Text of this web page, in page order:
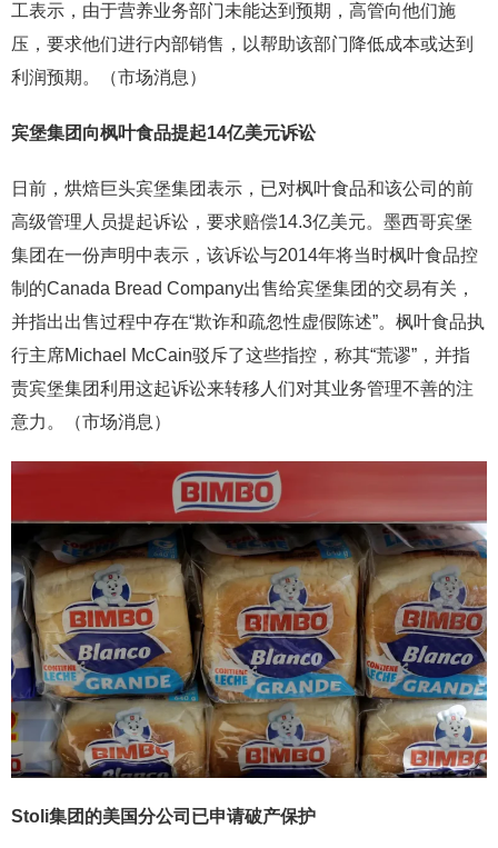
工表示，由于营养业务部门未能达到预期，高管向他们施
压，要求他们进行内部销售，以帮助该部门降低成本或达到
利润预期。（市场消息）
宾堡集团向枫叶食品提起14亿美元诉讼
日前，烘焙巨头宾堡集团表示，已对枫叶食品和该公司的前
高级管理人员提起诉讼，要求赔偿14.3亿美元。墨西哥宾堡
集团在一份声明中表示，该诉讼与2014年将当时枫叶食品控
制的Canada Bread Company出售给宾堡集团的交易有关，
并指出出售过程中存在“欺诈和疏忽性虚假陈述”。枫叶食品执
行主席Michael McCain驳斥了这些指控，称其“荒谬”，并指
责宾堡集团利用这起诉讼来转移人们对其业务管理不善的注
意力。（市场消息）
Stoli集团的美国分公司已申请破产保护